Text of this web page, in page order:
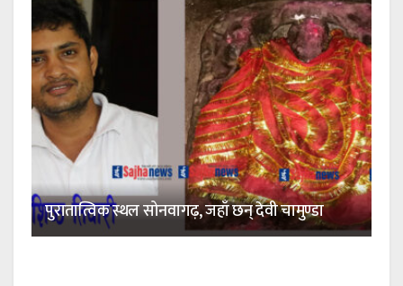
पुरातात्विक स्थल सोनवागढ़, जहाँ छन् देवी चामुण्डा